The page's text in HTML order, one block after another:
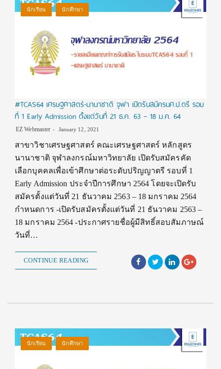
นักเรียน นักศึกษา
#TCAS64 เศรษฐศาสตร์-นานาชาติ จุฬา เปิดรับสมัครนศ.ป.ตรี รอบ
ที่ 1 Early Admission ตั้งแต่วันที่ 21 ธ.ค. 63 – 18 ม.ค. 64
EZ Webmaster January 12, 2021
สาขาวิชาเศรษฐศาสตร์ คณะเศรษฐศาสตร์ หลักสูตร
นานาชาติ จุฬาลงกรณ์มหาวิทยาลัย เปิดรับสมัครคัด
เลือกบุคคลเพื่อเข้าศึกษาต่อระดับปริญญาตรี รอบที่ 1
Early Admission ประจำปีการศึกษา 2564 โดยจะเปิดรับ
สมัครตั้งแต่วันที่ 21 ธันวาคม 2563 – 18 มกราคม 2564
กำหนดการ -เปิดรับสมัครตั้งแต่วันที่ 21 ธันวาคม 2563 –
18 มกราคม 2564 -ประกาศรายชื่อผู้มีสิทธิ์สอบสัมภาษณ์
วันที่…
CONTINUE READING
นักเรียน นักศึกษา